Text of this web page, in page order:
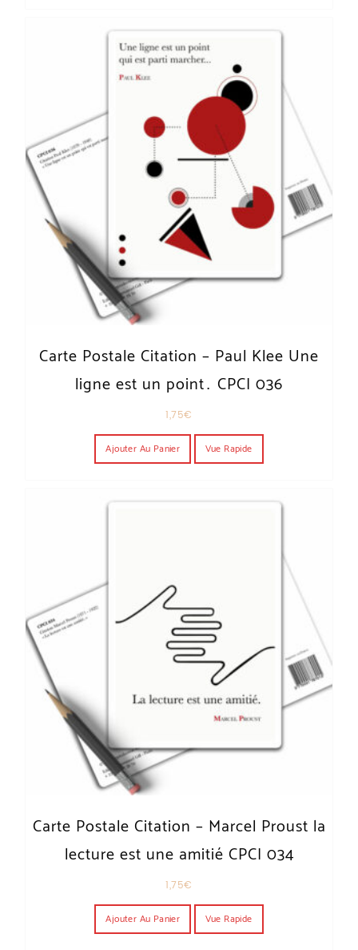
Carte Postale Citation – Paul Klee Une
ligne est un point… CPCI 036
1,75€
Ajouter Au Panier Vue Rapide
Carte Postale Citation – Marcel Proust la
lecture est une amitié CPCI 034
1,75€
Ajouter Au Panier Vue Rapide